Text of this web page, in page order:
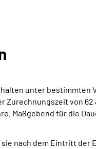
unter bestimmten
von 62
Maßgebend für die
nach dem Eintritt